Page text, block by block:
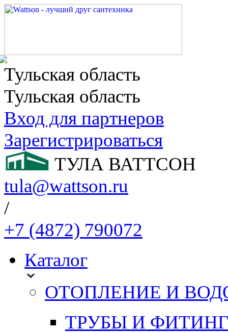
Тульская область
Тульская область
Вход для партнеров
Зарегистрироваться
ТУЛА ВАТТСОН
tula@wattson.ru
/
+7 (4872) 790072
Каталог
ОТОПЛЕНИЕ И
ТРУБЫ И